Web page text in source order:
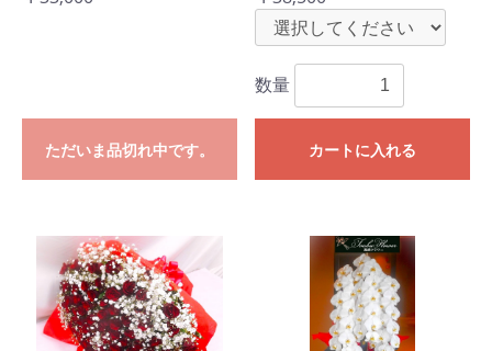
ただいま品切れ中です。
数量
カートに入れる